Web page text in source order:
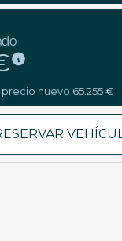
nuevo 65.255 €